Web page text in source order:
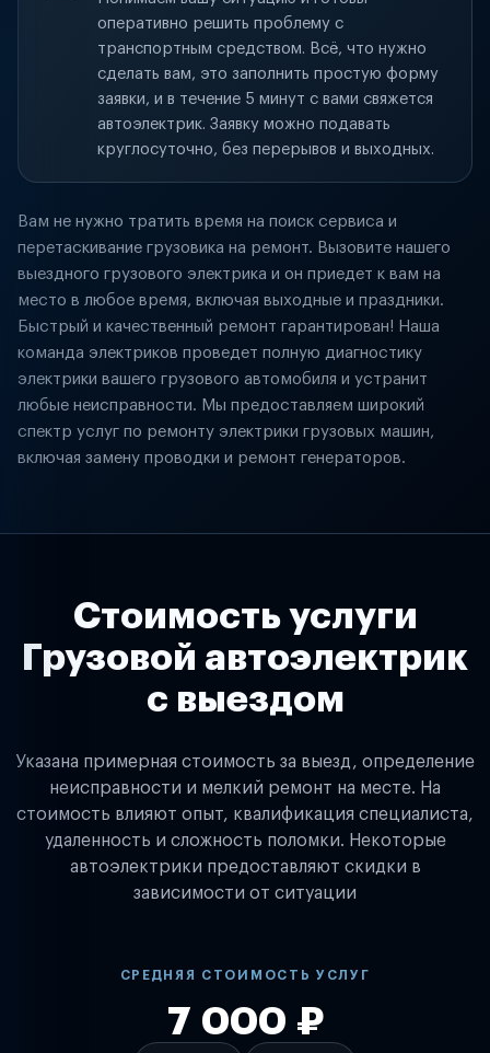
оперативно решить проблему с
транспортным средством. Всё, что нужно
сделать вам, это заполнить простую форму
заявки, и в течение 5 минут с вами свяжется
автоэлектрик. Заявку можно подавать
круглосуточно, без перерывов и выходных.
Вам не нужно тратить время на поиск сервиса и
перетаскивание грузовика на ремонт. Вызовите нашего
выездного грузового электрика и он приедет к вам на
место в любое время, включая выходные и праздники.
Быстрый и качественный ремонт гарантирован! Наша
команда электриков проведет полную диагностику
электрики вашего грузового автомобиля и устранит
любые неисправности. Мы предоставляем широкий
спектр услуг по ремонту электрики грузовых машин,
включая замену проводки и ремонт генераторов.
Стоимость услуги
Грузовой автоэлектрик
с выездом
Указана примерная стоимость за выезд, определение
неисправности и мелкий ремонт на месте. На
стоимость влияют опыт, квалификация специалиста,
удаленность и сложность поломки. Некоторые
автоэлектрики предоставляют скидки в
зависимости от ситуации
СРЕДНЯЯ СТОИМОСТЬ УСЛУГ
7 000 ₽